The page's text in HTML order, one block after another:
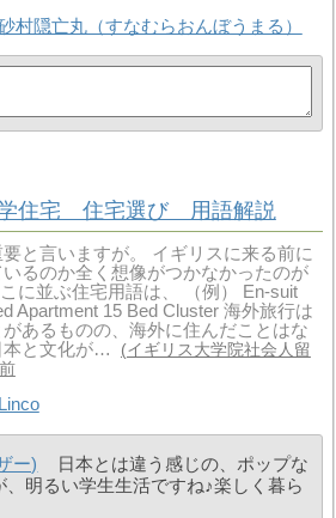
村隠亡丸（すなむらおんぼうまる）
住宅 住宅選び 用語解説
と言いますが。 イギリスに来る前に
るのか全く想像がつかなかったのが
こに並ぶ住宅用語は、 （例） En-suit
Apartment 15 Bed Cluster 海外旅行は
あるものの、海外に住んだことはな
本と文化が…
イギリス大学院社会人留
Linco
ー)
日本とは違う感じの、ポップな
、明るい学生生活ですね♪楽しく暮ら